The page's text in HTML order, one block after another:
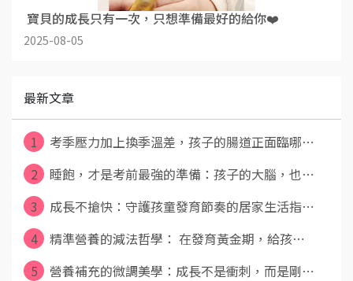
​ 寶貝的成長只有一次，只想準備最好的給你❤️
2025-08-05
最新文章
1
考季壓力加上換季溫差，孩子的腸道正面臨哪⋯
2
睡飽，才是考前最強的準備：孩子的大腦，也⋯
3
成長不搶快：守護孩童發育節奏的居家生活指⋯
4
精準營養的減法哲學： 在發育黃金期，給孩⋯
5
營養補充的微調美學：成長不是衝刺，而是剛⋯